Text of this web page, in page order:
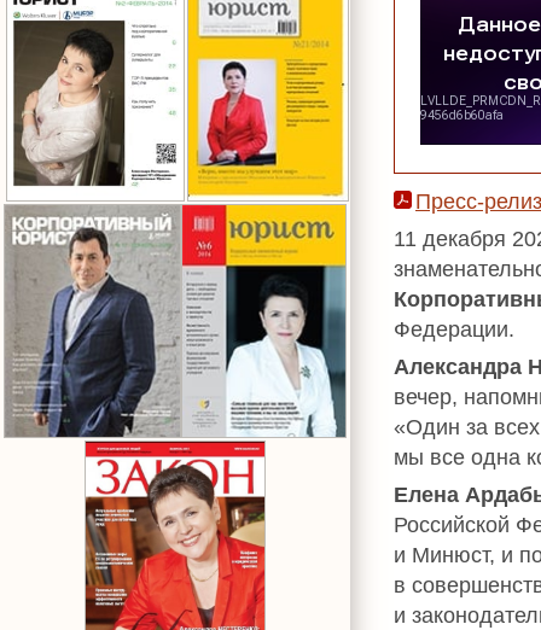
Пресс-
11 декабря
Федерации.
Александра
вечер,
«Один за
мы все одна
Елена
Российской
и Минюст, и
в
и